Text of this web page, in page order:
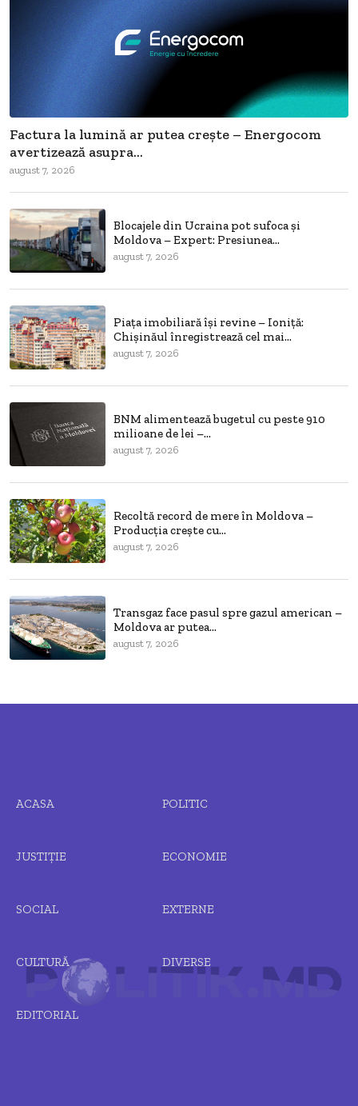
Factura la lumină ar putea crește – Energocom
avertizează asupra...
august 7, 2026
Blocajele din Ucraina pot sufoca și
Moldova – Expert: Presiunea...
august 7, 2026
Piața imobiliară își revine – Ioniță:
Chișinăul înregistrează cel mai...
august 7, 2026
BNM alimentează bugetul cu peste 910
milioane de lei –...
august 7, 2026
Recoltă record de mere în Moldova –
Producția crește cu...
august 7, 2026
Transgaz face pasul spre gazul american –
Moldova ar putea...
august 7, 2026
ACASA POLITIC
JUSTIȚIE ECONOMIE
SOCIAL EXTERNE
CULTURĂ DIVERSE
EDITORIAL